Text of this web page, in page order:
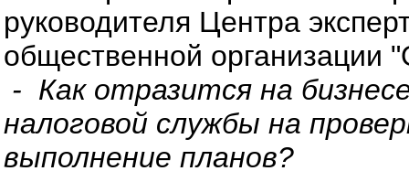
руководителя Центра
общественной организации
- Как отразится на
налоговой службы на
выполнение планов?